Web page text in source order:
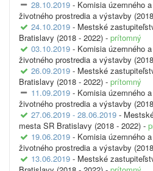
28.10.2019 - Komisia územného
životného prostredia a výstavby
24.10.2019 - Mestské
Bratislavy (2018 - 2022) - prítomný
03.10.2019 - Komisia územného
životného prostredia a výstavby
26.09.2019 - Mestské
Bratislavy (2018 - 2022) - prítomný
11.09.2019 - Komisia územného
životného prostredia a výstavby
27.06.2019 - 28.06.2019 -
mesta SR Bratislavy (2018 - 2022) -
19.06.2019 - Komisia územného
životného prostredia a výstavby
13.06.2019 - Mestské